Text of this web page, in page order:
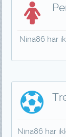
Nina86 har
Nina86 har